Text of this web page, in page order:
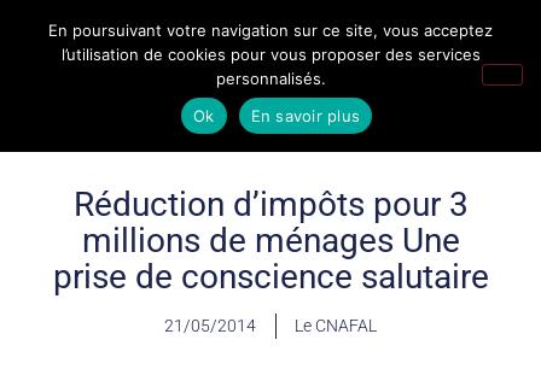
Réduction d’impôts pour 3
millions de ménages Une
prise de conscience salutaire
21/05/2014 Le CNAFAL
En poursuivant votre navigation sur ce site, vous acceptez
l’utilisation de cookies pour vous proposer des services
personnalisés.
Ok
En savoir plus